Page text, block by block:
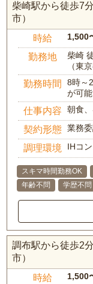
柴崎駅から徒歩7
市）
時給 1,500
勤務地
柴崎
（東
勤務時間
8時～
が可
仕事内容 朝食
契約形態 業務
調理環境 IHコ
スキマ時間勤務OK
年齢不問
学歴不問
調布駅から徒歩2
市）
時給 1,500